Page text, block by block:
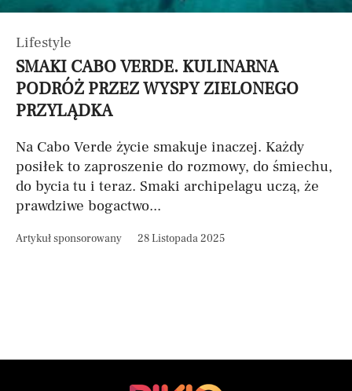
Lifestyle
SMAKI CABO VERDE. KULINARNA
PODRÓŻ PRZEZ WYSPY ZIELONEGO
PRZYLĄDKA
Na Cabo Verde życie smakuje inaczej. Każdy
posiłek to zaproszenie do rozmowy, do śmiechu,
do bycia tu i teraz. Smaki archipelagu uczą, że
prawdziwe bogactwo...
Artykuł sponsorowany 28 Listopada 2025